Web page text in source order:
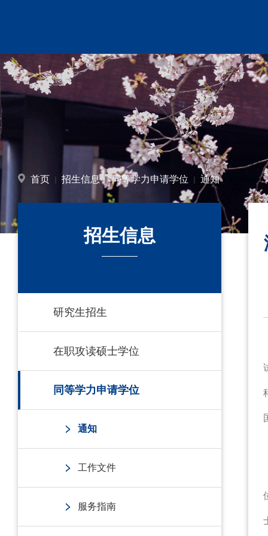
首页 招生信息 同等学力申请学位 通知
招生信息
研究生招生
在职攻读硕士学位
同等学力申请学位
通知
工作文件
服务指南